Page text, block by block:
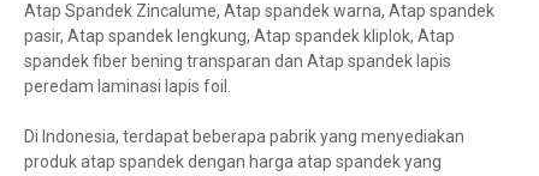
Atap Spandek Zincalume, Atap spandek warna, Atap spandek
pasir, Atap spandek lengkung, Atap spandek kliplok, Atap
spandek fiber bening transparan dan Atap spandek lapis
peredam laminasi lapis foil.
Di Indonesia, terdapat beberapa pabrik yang menyediakan
produk atap spandek dengan harga atap spandek yang